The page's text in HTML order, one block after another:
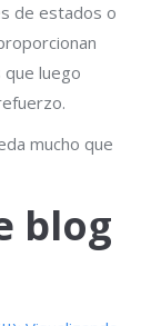
de estados o
luego
mucho que
blog